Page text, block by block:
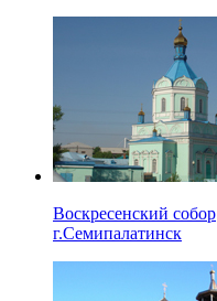
Воскресенский собор
г.Семипалатинск